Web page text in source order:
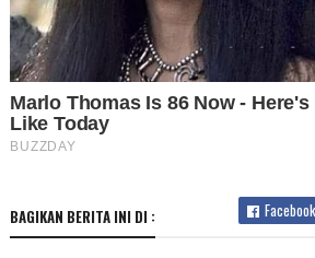
BAGIKAN BERITA INI DI : Facebook